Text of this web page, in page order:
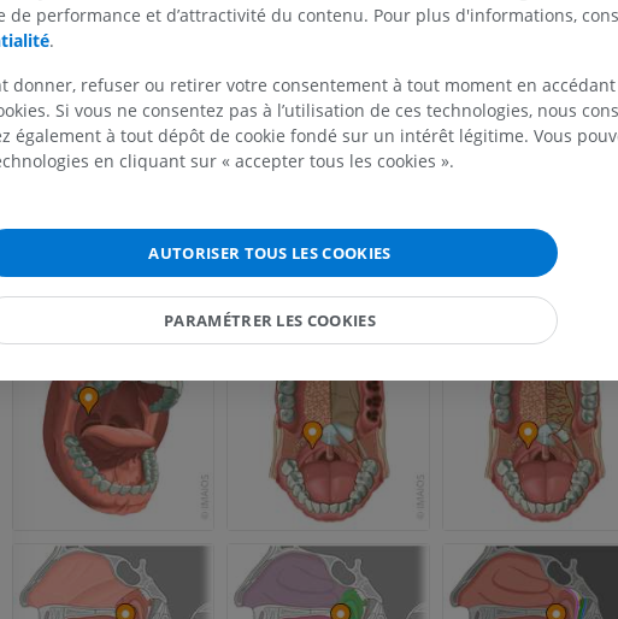
Galerie
PREMIUM
IRM de l'épaule
IRM
PREMIUM
PREMIUM
IRM de la main
IRM
PREMIUM
supérieur
Radiographies
PREMIUM
PREMIUM
Radiographies du
inférieur
Radiographies
GRATUIT
PREMIUM
IRM du genou
Arthroscanner du genou
Arthroscanner
PREMIUM
de performance et d’attractivité du contenu. Pour plus d'informations,
.
donner, refuser ou retirer votre consentement à tout moment en
Si vous ne consentez pas à l’utilisation de ces technologies, nous
également à tout dépôt de cookie fondé sur un intérêt légitime. Vous
en cliquant sur « accepter tous les cookies ».
AUTORISER TOUS LES COOKIES
PARAMÉTRER LES COOKIES